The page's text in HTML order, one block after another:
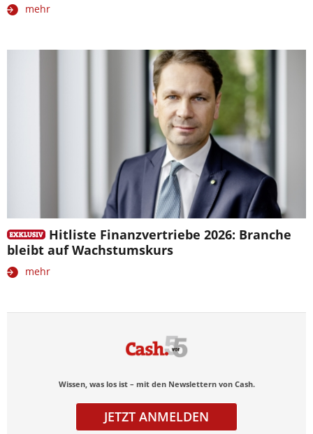
mehr
Hitliste Finanzvertriebe 2026: Branche
bleibt auf Wachstumskurs
mehr
Wissen, was los ist – mit den Newslettern von Cash.
JETZT ANMELDEN